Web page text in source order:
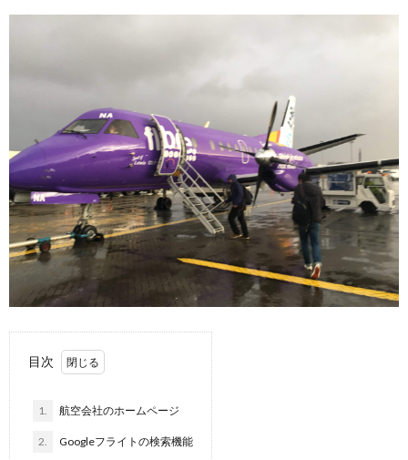
目次
1. 航空会社のホームページ
2. Googleフライトの検索機能